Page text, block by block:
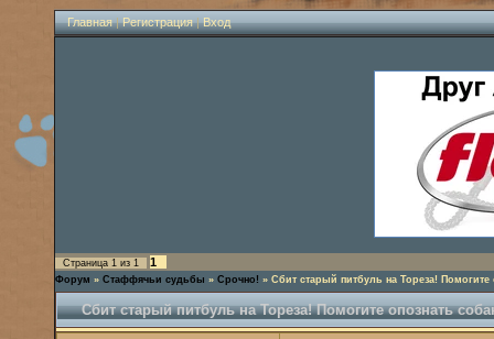
Главная|Регистрация|Вход
Страница 1 из 1 1
Форум » Стаффячьи судьбы » Срочно! » Сбит старый питбуль на Тореза! Помогите
Сбит старый питбуль на Тореза! Помогите опознать